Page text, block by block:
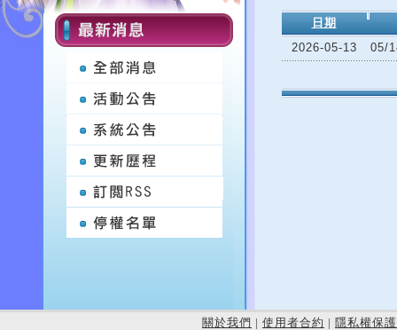
日期
2026-05-13
05/
關於我們 | 使用者合約 | 隱私權保護